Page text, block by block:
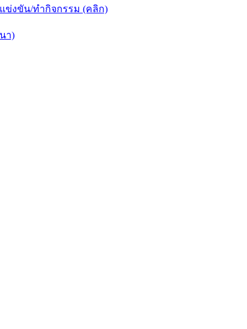
ข่งขัน/ทำกิจกรรม (คลิก)
า)